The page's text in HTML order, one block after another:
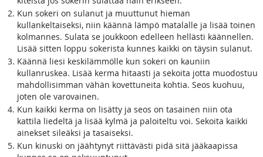
Kun sokeri on sulanut ja muuttunut hieman
kullankeltaiseksi, niin käännä lämpö matalalle ja lisää toinen
kolmannes. Sulata se joukkoon edelleen hellästi käännellen.
Lisää sitten loppu sokerista kunnes kaikki on täysin sulanut.
Käännä liesi keskilämmölle kun sokeri on kauniin
kullanruskea. Lisää kerma hitaasti ja sekoita jotta muodostuu
mahdollisimman vähän kovettuneita kohtia. Seos kuohuu,
joten ole varovainen.
Kun kaikki kerma on lisätty ja seos on tasainen niin ota
kattila liedeltä ja lisää kylmä ja paloiteltu voi. Sekoita kaikki
ainekset sileäksi ja tasaiseksi.
Kun kinuski on jäähtynyt riittävästi pidä sitä jääkaapissa